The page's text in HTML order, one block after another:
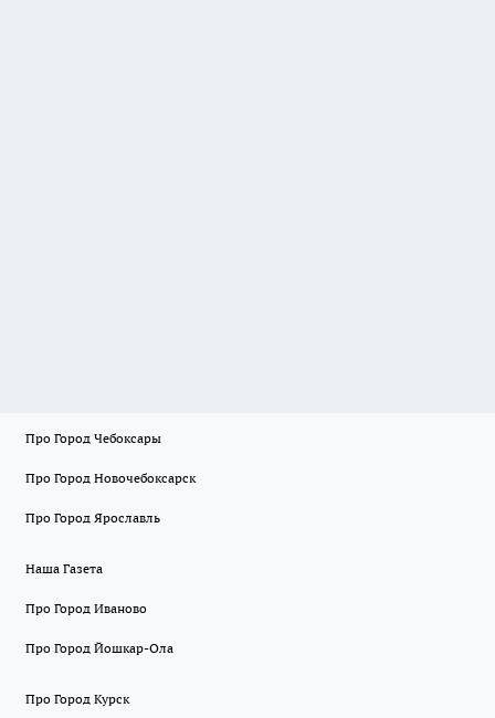
Про Город Чебоксары
Про Город Новочебоксарск
Про Город Ярославль
Наша Газета
Про Город Иваново
Про Город Йошкар-Ола
Про Город Курск